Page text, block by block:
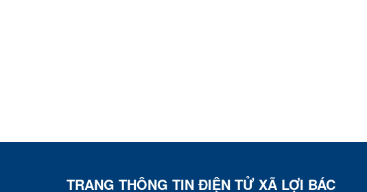
TRANG THÔNG TIN ĐIỆN TỬ XÃ LỢI BÁC